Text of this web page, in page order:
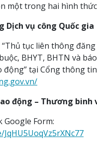
một trong hai hình
Dịch vụ công Quốc gia
tục liên thông
BHYT, BHTN và
động” tại Cổng thông
động – Thương binh
Google Form: